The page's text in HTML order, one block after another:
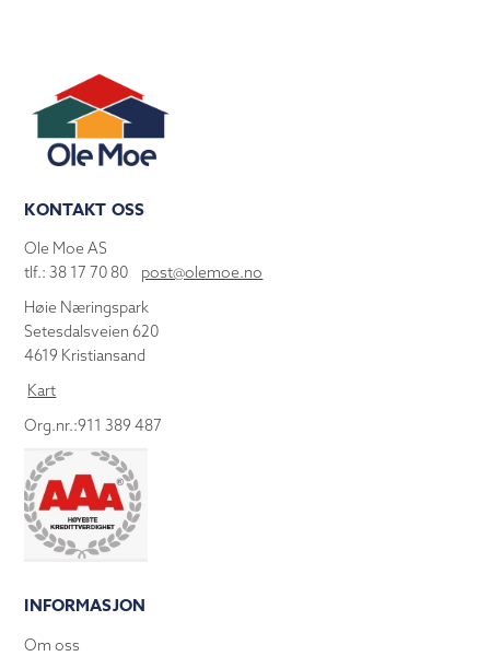
KONTAKT OSS
Ole Moe AS
tlf.: 38 17 70 80 post@olemoe.no
Høie Næringspark
Setesdalsveien 620
4619 Kristiansand
Kart
Org.nr.:911 389 487
INFORMASJON
Om oss